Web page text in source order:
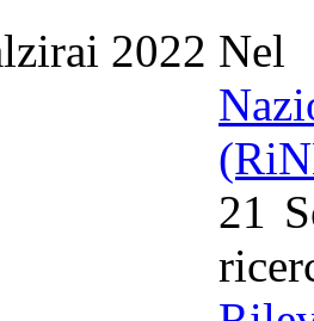
21